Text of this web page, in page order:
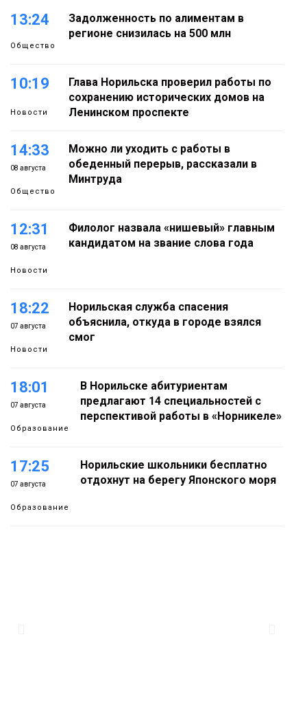
13:24
Общество
Задолженность по алиментам в
регионе снизилась на 500 млн
10:19
Новости
Глава Норильска проверил работы по
сохранению исторических домов на
Ленинском проспекте
14:33
08 августа
Общество
Можно ли уходить с работы в
обеденный перерыв, рассказали в
Минтруда
12:31
08 августа
Новости
Филолог назвала «нишевый» главным
кандидатом на звание слова года
18:22
07 августа
Новости
Норильская служба спасения
объяснила, откуда в городе взялся
смог
18:01
07 августа
Образование
В Норильске абитуриентам
предлагают 14 специальностей с
перспективой работы в «Норникеле»
17:25
07 августа
Образование
Норильские школьники бесплатно
отдохнут на берегу Японского моря